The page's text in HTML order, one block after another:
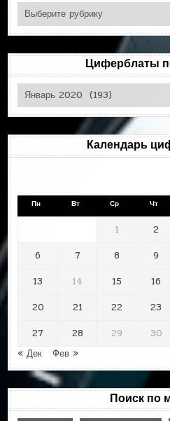
Поиск
рубрикам
Циферблаты
Циферблаты
месяцам
Календарь
Пн Вт Ср Чт
1 2
6
7 8 9
13
14 15 16
20
21 22 23
27
28 29 30
« Дек
Фев »
Поиск по